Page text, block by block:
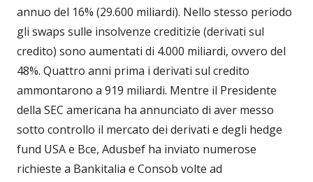
annuo del 16% (29.600 miliardi). Nello stesso periodo
gli swaps sulle insolvenze creditizie (derivati sul
credito) sono aumentati di 4.000 miliardi, ovvero del
48%. Quattro anni prima i derivati sul credito
ammontarono a 919 miliardi. Mentre il Presidente
della SEC americana ha annunciato di aver messo
sotto controllo il mercato dei derivati e degli hedge
fund USA e Bce, Adusbef ha inviato numerose
richieste a Bankitalia e Consob volte ad